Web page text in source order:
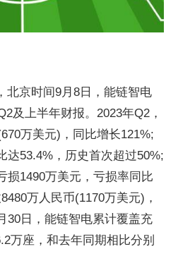
北京时间9月8日，能链智电
及上半年财报。2023年Q2，
万美元)，同比增长121%;
达53.4%，历史首次超过50%;
损1490万美元，亏损率同比
万人民币(1170万美元)，
30日，能链智电累计覆盖充
万座，和去年同期相比分别